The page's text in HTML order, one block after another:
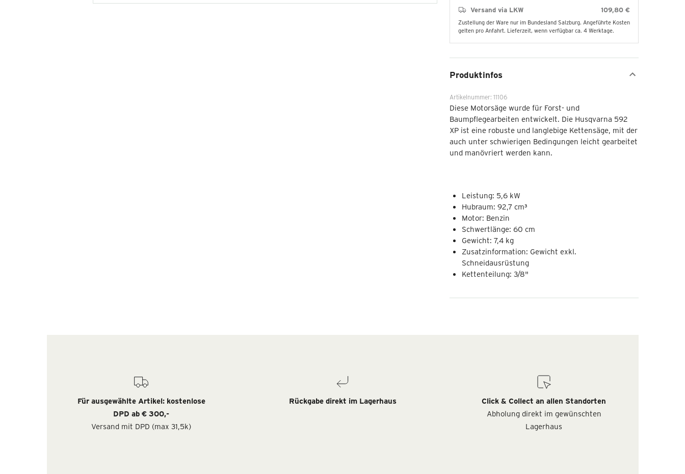
Versand via LKW 109,80 €
Zustellung der Ware nur im Bundesland Salzburg. Angeführte Kosten
gelten pro Anfahrt. Lieferzeit, wenn verfügbar ca. 4 Werktage.
Produktinfos
Artikelnummer: 11106
Diese Motorsäge wurde für Forst- und
Baumpflegearbeiten entwickelt. Die Husqvarna 592
XP ist eine robuste und langlebige Kettensäge, mit der
auch unter schwierigen Bedingungen leicht gearbeitet
und manövriert werden kann.
Leistung: 5,6 kW
Hubraum: 92,7 cm³
Motor: Benzin
Schwertlänge: 60 cm
Gewicht: 7,4 kg
Zusatzinformation: Gewicht exkl.
Schneidausrüstung
Kettenteilung: 3/8"
Für ausgewählte Artikel: kostenlose
DPD ab € 300,-
Versand mit DPD (max 31,5k)
Rückgabe direkt im Lagerhaus
Click & Collect an allen Standorten
Abholung direkt im gewünschten
Lagerhaus